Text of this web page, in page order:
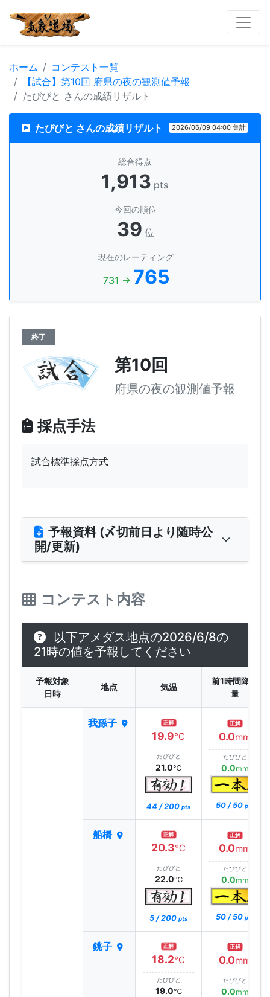
ホーム
コンテスト一覧
【試合】第10回 府県の夜の観測値予報
たびびと さんの成績リザルト
たびびと さんの成績リザルト 2026/06/09 04:00 集計
総合得点
1,913 pts
今回の順位
39 位
現在のレーティング
731 → 765
終了
第10回
府県の夜の観測値予報
採点手法
試合標準採点方式
予報資料 (〆切前日より随時公
開/更新)
コンテスト内容
以下アメダス地点の2026/6/8の
21時の値を予報してください
予報対象
日時
地点 気温
前1時間降水
量
我孫子 正解
19.9℃
たびびと
21.0℃
44 / 200 pts
正解
0.0mm
たびびと
0.0mm
50 / 50 pts
船橋 正解
20.3℃
たびびと
22.0℃
5 / 200 pts
正解
0.0mm
たびびと
0.0mm
50 / 50 pts
銚子 正解
18.2℃
たびびと
19.0℃
正解
0.0mm
たびびと
0.0mm